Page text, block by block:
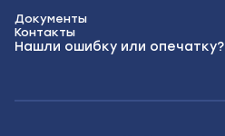
Документы
Контакты
Нашли ошибку или опечатку?